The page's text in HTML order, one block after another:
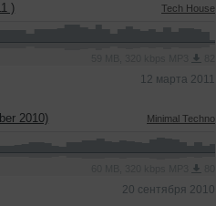
) Tech House
12 марта 2011
2010) Minimal Techno
20 сентября 2010